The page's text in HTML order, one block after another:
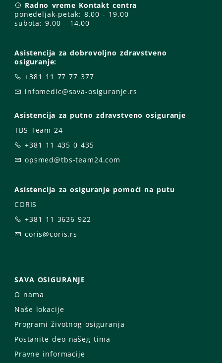
Radno vreme Kontakt centra
ponedeljak-petak: 8.00 - 19.00
subota: 9.00 - 14.00
Asistencija za dobrovoljno zdravstveno
osiguranje:
+381 11 77 77 377
infomedic@sava-osiguranje.rs
Asistencija za putno zdravstveno osiguranje
TBS Team 24
+381 11 435 0 435
opsmed@tbs-team24.com
Asistencija za osiguranje pomoći na putu
CORIS
+381 11 3636 922
coris@coris.rs
SAVA OSIGURANJE
O nama
Naše lokacije
Programi životnog osiguranja
Postanite deo našeg tima
Pravne informacije